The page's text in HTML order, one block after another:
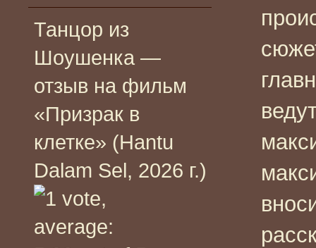
Танцор из
Шоушенка —
отзыв на фильм
«Призрак в
клетке» (Hantu
Dalam Sel, 2026 г.)